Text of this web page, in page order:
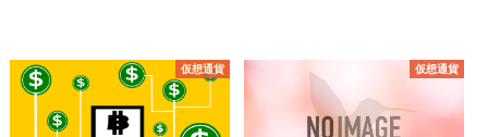
仮想通貨 仮想通貨